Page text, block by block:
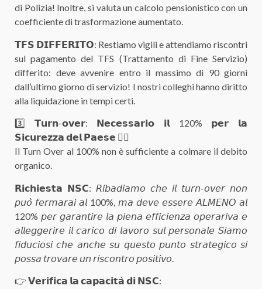
di Polizia! Inoltre, si valuta un calcolo pensionistico con un
coefficiente di trasformazione aumentato.
𝗧𝗙𝗦 𝗗𝗜𝗙𝗙𝗘𝗥𝗜𝗧𝗢: Restiamo vigili e attendiamo riscontri
sul pagamento del TFS (Trattamento di Fine Servizio)
differito: deve avvenire entro il massimo di 90 giorni
dall’ultimo giorno di servizio! I nostri colleghi hanno diritto
alla liquidazione in tempi certi.
3️⃣ 𝗧𝘂𝗿𝗻-𝗼𝘃𝗲𝗿: 𝗡𝗲𝗰𝗲𝘀𝘀𝗮𝗿𝗶𝗼 𝗶𝗹 120% 𝗽𝗲𝗿 𝗹𝗮
𝗦𝗶𝗰𝘂𝗿𝗲𝘇𝘇𝗮 𝗱𝗲𝗹 𝗣𝗮𝗲𝘀𝗲 👮‍♂
Il Turn Over al 100% non è sufficiente a colmare il debito
organico.
𝗥𝗶𝗰𝗵𝗶𝗲𝘀𝘁𝗮 𝗡𝗦𝗖: 𝘙𝘪𝘣𝘢𝘥𝘪𝘢𝘮𝘰 𝘤𝘩𝘦 𝘪𝘭 𝘵𝘶𝘳𝘯-𝘰𝘷𝘦𝘳 𝘯𝘰𝘯
𝘱𝘶𝘰̀ 𝘧𝘦𝘳𝘮𝘢𝘳𝘢𝘪 𝘢𝘭 100%, 𝘮𝘢 𝘥𝘦𝘷𝘦 𝘦𝘴𝘴𝘦𝘳𝘦 𝘈𝘓𝘔𝘌𝘕𝘖 𝘢𝘭
120% 𝘱𝘦𝘳 𝘨𝘢𝘳𝘢𝘯𝘵𝘪𝘳𝘦 𝘭𝘢 𝘱𝘪𝘦𝘯𝘢 𝘦𝘧𝘧𝘪𝘤𝘪𝘦𝘯𝘻𝘢 𝘰𝘱𝘦𝘳𝘢𝘳𝘪𝘷𝘢 𝘦
𝘢𝘭𝘭𝘦𝘨𝘨𝘦𝘳𝘪𝘳𝘦 𝘪𝘭 𝘤𝘢𝘳𝘪𝘤𝘰 𝘥𝘪 𝘭𝘢𝘷𝘰𝘳𝘰 𝘴𝘶𝘭 𝘱𝘦𝘳𝘴𝘰𝘯𝘢𝘭𝘦 𝘚𝘪𝘢𝘮𝘰
𝘧𝘪𝘥𝘶𝘤𝘪𝘰𝘴𝘪 𝘤𝘩𝘦 𝘢𝘯𝘤𝘩𝘦 𝘴𝘶 𝘲𝘶𝘦𝘴𝘵𝘰 𝘱𝘶𝘯𝘵𝘰 𝘴𝘵𝘳𝘢𝘵𝘦𝘨𝘪𝘤𝘰 𝘴𝘪
𝘱𝘰𝘴𝘴𝘢 𝘵𝘳𝘰𝘷𝘢𝘳𝘦 𝘶𝘯 𝘳𝘪𝘴𝘤𝘰𝘯𝘵𝘳𝘰 𝘱𝘰𝘴𝘪𝘵𝘪𝘷𝘰.
👉 𝗩𝗲𝗿𝗶𝗳𝗶𝗰𝗮 𝗹𝗮 𝗰𝗮𝗽𝗮𝗰𝗶𝘁𝗮̀ 𝗱𝗶 𝗡𝗦𝗖: